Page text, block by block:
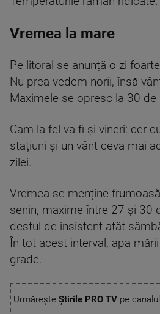
Vremea la mare
Pe litoral se anunță o zi
Nu prea vedem norii, însă
Maximele se opresc la 30 de
Cam la fel va fi și vineri: cer
stațiuni și un vânt ceva mai
zilei.
Vremea se menține
senin, maxime între 27 și 30
destul de insistent atât
În tot acest interval, apa
grade.
Urmărește Știrile PRO TVpe